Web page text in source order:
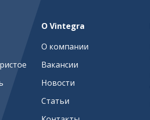
О Vintegra
О компании
Вакансии
Новости
Статьи